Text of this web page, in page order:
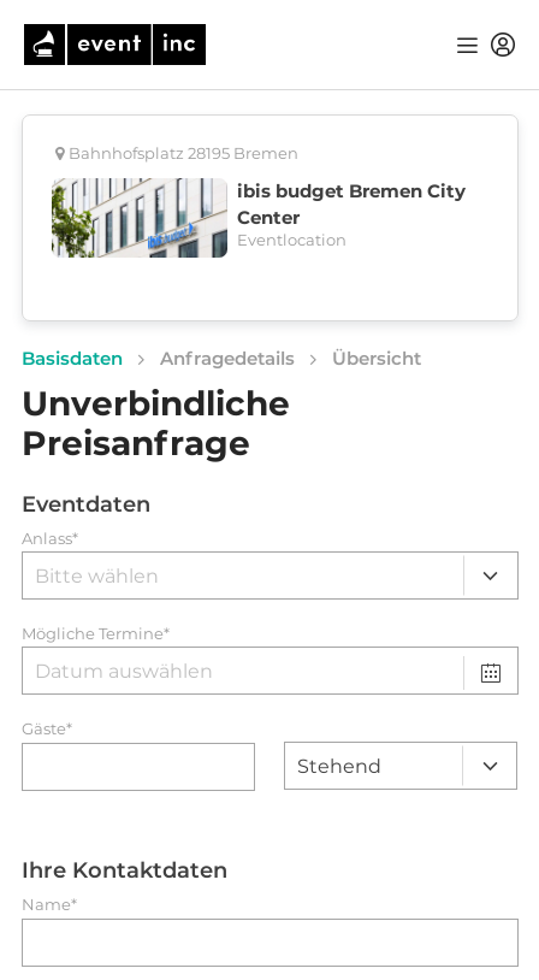
Bahnhofsplatz 28195 Bremen
ibis budget Bremen City
Center
Eventlocation
Basisdaten Anfragedetails Übersicht
Unverbindliche
Preisanfrage
Eventdaten
Anlass*
Mögliche Termine*
Gäste*
Ihre Kontaktdaten
Name*